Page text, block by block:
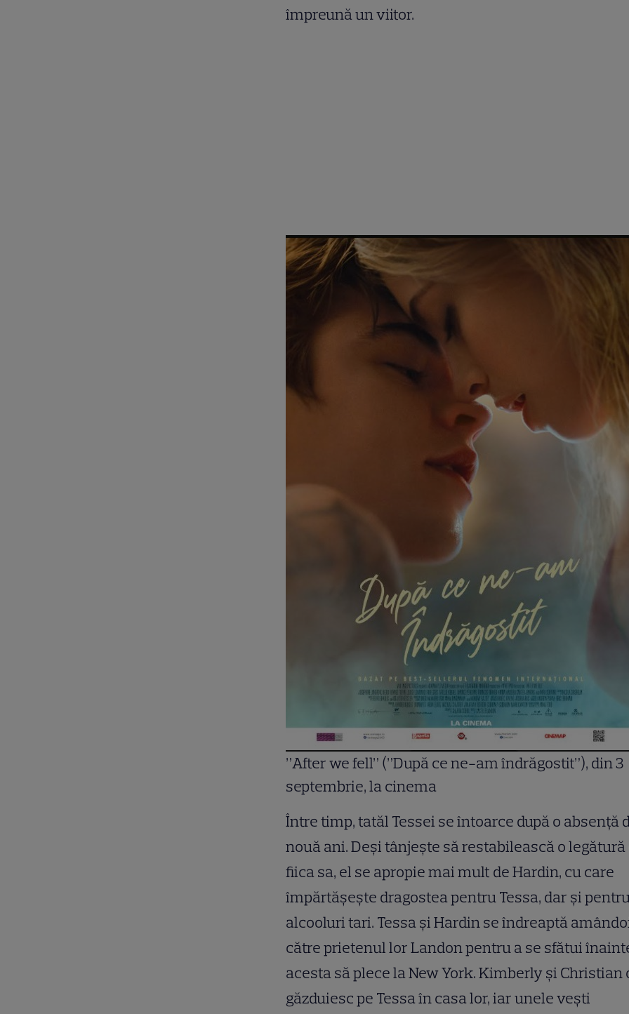
împreună un viitor.
”After we fell” (”După ce ne-am îndrăgostit”), din 3
septembrie, la cinema
Între timp, tatăl Tessei se întoarce după o absență
nouă ani. Deși tânjește să restabilească o legătură
fiica sa, el se apropie mai mult de Hardin, cu care
împărtășește dragostea pentru Tessa, dar și
alcooluri tari. Tessa și Hardin se îndreaptă
către prietenul lor Landon pentru a se sfătui
acesta să plece la New York. Kimberly și Christian
găzduiesc pe Tessa în casa lor, iar unele vești